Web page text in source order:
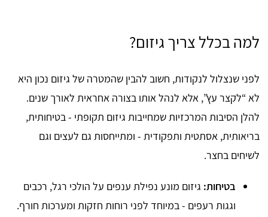
למה בכלל צריך גיזום?
לפני שנצלול לנקודות, חשוב להבין שהמטרה של גיזום נכון היא
לא “לקצר עץ”, אלא לנהל אותו בצורה אחראית לאורך שנים.
להלן הסיבות המרכזיות שמחייבות גיזום תקופתי - בטיחותית,
בריאותית, אסתטית ותפקודית - ומתייחסות גם לעצים וגם
לשיחים בחצר.
בטיחות: גיזום מונע נפילת ענפים על הולכי רגל, רכבים
וגגות רעפים - במיוחד לפני רוחות חזקות ומערכות חורף.